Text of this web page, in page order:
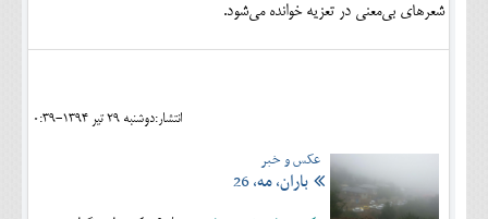
شعرهای بی‌معنی در تعزیه خوانده می‌شود.
انتشار:دوشنبه 29 تير 1394-0:39
عکس و خبر
باران، مه، 26